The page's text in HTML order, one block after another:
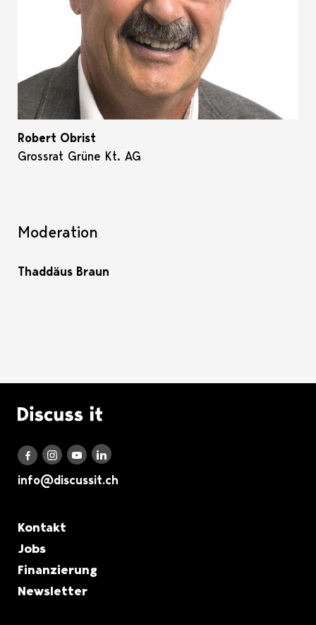
Robert Obrist
Grossrat Grüne Kt. AG
Moderation
Thaddäus Braun
Logo Discuss it
Discuss it auf Facebook
Discuss it auf Instagram
Discuss it auf Youtube
Discuss it auf LinkedIn
info@discussit.ch
Metanavigation
Kontakt
Jobs
Finanzierung
Newsletter